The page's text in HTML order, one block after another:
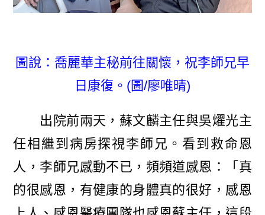
圖說：喬麗華主秘前往關懷，祝李師兄早
日康復。(圖/廖唯晴)
出院前兩天，蘇文麟主任與吳燿光主
任相繼到病房探視李師兄。看到救命恩
人，李師兄感動不已，頻頻道感恩：「真
的很感恩，有健康的身體真的很好，感恩